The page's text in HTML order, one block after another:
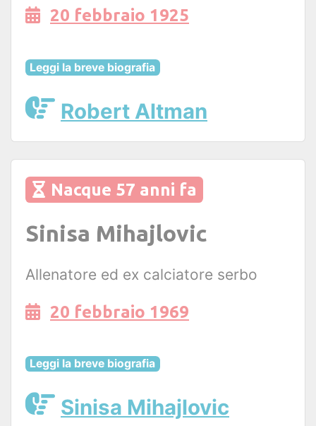
20 febbraio 1925
Leggi la breve biografia
Robert Altman
Nacque 57 anni fa
Sinisa Mihajlovic
Allenatore ed ex calciatore serbo
20 febbraio 1969
Leggi la breve biografia
Sinisa Mihajlovic